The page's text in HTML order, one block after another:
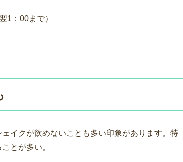
1：00まで）
イクが飲めないことも多い印象があります。特
とが多い。